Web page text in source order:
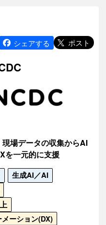
シェアする ポスト
現場データの収集からAI
を一元的に支援
生成AI／AI
ーション(DX)